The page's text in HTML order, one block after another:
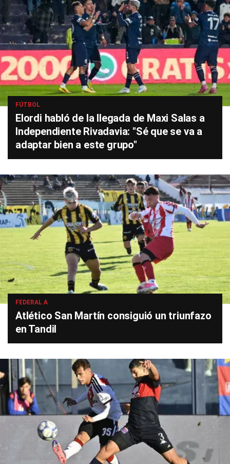
FÚTBOL
Elordi habló de la llegada de Maxi Salas a
Independiente Rivadavia: "Sé que se va a
adaptar bien a este grupo"
FEDERAL A
Atlético San Martín consiguió un triunfazo
en Tandil